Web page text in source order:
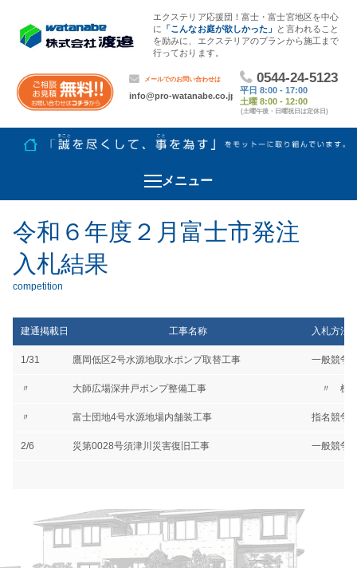
エクステリア応援団！富士・富士宮地区を中心
に 「こんなお庭が欲しかった」
と言われること
を励みに、エクステリアのプランから施工まで
行っております。
メニュー
令和６年度２月富士市発注
入札結果
建通掲載日 工事名称 入札方法
1/31 鷹岡低区2号水源地取水ポンプ取替工事 一般競争
〃 大師広場深井戸ポンプ整備工事 〃 機
〃 富士団地4号水源地場内舗装工事 指名競争
2/6 災第0028号須津川災害復旧工事 一般競争